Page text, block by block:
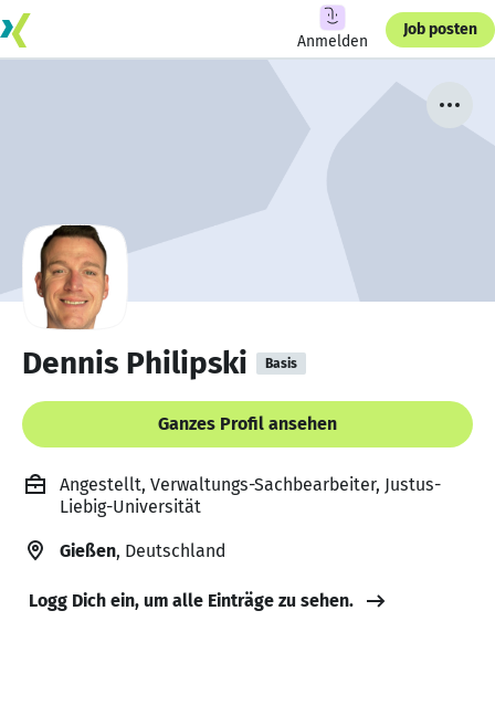
Anmelden
Job posten
Dennis Philipski Basis
Ganzes Profil ansehen
Angestellt, Verwaltungs-Sachbearbeiter, Justus-
Liebig-Universität
Gießen, Deutschland
Logg Dich ein, um alle Einträge zu sehen.